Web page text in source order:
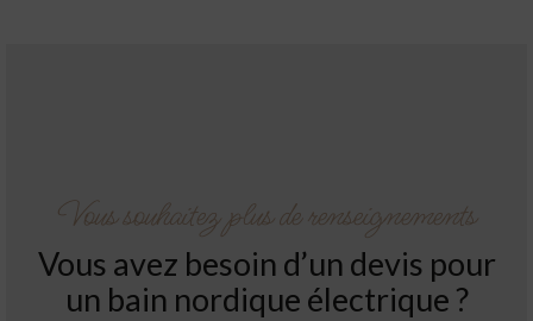
Vous souhaitez plus de renseignements
Vous avez besoin d’un devis pour
un bain nordique électrique ?